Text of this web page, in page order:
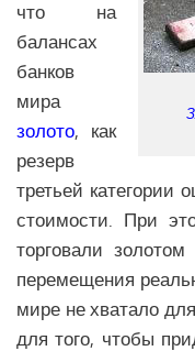
что на
балансах
банков
мира
золото, как
резерв
третьей категории
стоимости. При
торговали
перемещения
мире не хватало
для того, чтобы